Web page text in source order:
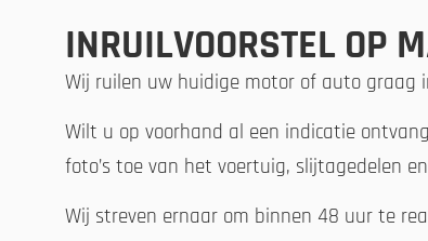
INRUILVOORSTEL OP
Wij ruilen uw huidige motor of auto graag
Wilt u op voorhand al een indicatie
foto’s toe van het voertuig, slijtagedelen
Wij streven ernaar om binnen 48 uur te